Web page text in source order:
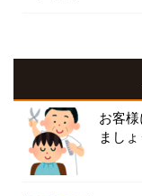
お客
まし